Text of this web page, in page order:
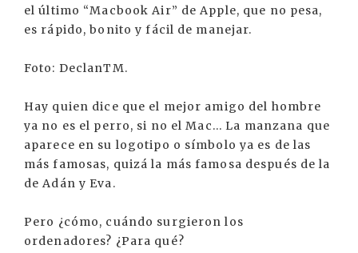
el último “Macbook Air” de Apple, que no pesa,
es rápido, bonito y fácil de manejar.
Foto: DeclanTM.
Hay quien dice que el mejor amigo del hombre
ya no es el perro, si no el Mac... La manzana que
aparece en su logotipo o símbolo ya es de las
más famosas, quizá la más famosa después de la
de Adán y Eva.
Pero ¿cómo, cuándo surgieron los
ordenadores? ¿Para qué?